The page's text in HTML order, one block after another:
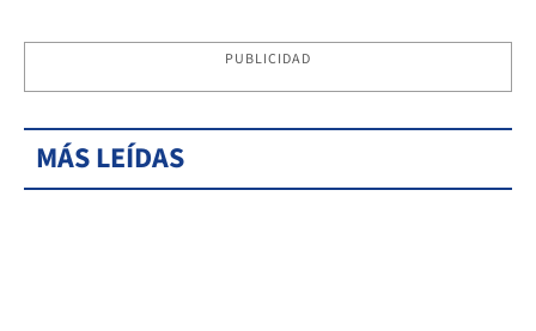
PUBLICIDAD
MÁS LEÍDAS